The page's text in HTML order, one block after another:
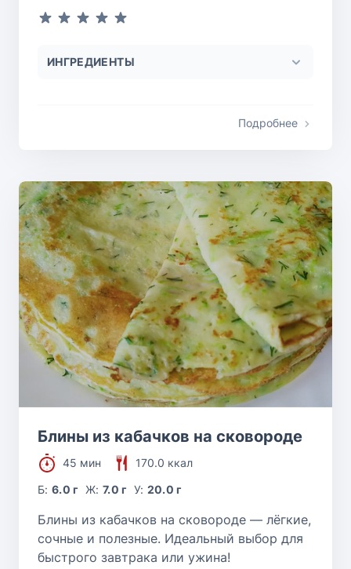
ИНГРЕДИЕНТЫ
Подробнее
Блины из кабачков на сковороде
45 мин
170.0 ккал
Б:6.0 г Ж: 7.0 г У: 20.0 г
Блины из кабачков на сковороде — лёгкие,
сочные и полезные. Идеальный выбор для
быстрого завтрака или ужина!